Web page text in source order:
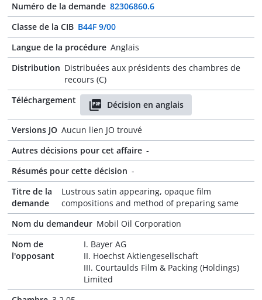
Numéro de la demande 82306860.6
Classe de la CIB B44F 9/00
Langue de la procédure Anglais
Distribution Distribuées aux présidents des chambres de
recours (C)
Téléchargement
Décision en anglais
Versions JO Aucun lien JO trouvé
Autres décisions pour cet affaire -
Résumés pour cette décision -
Titre de la
demande
Lustrous satin appearing, opaque film
compositions and method of preparing same
Nom du demandeur Mobil Oil Corporation
Nom de
l'opposant
I. Bayer AG
II. Hoechst Aktiengesellschaft
III. Courtaulds Film & Packing (Holdings)
Limited